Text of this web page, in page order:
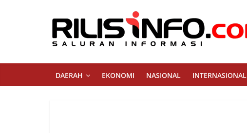
Rilis
Info
DAERAH EKONOMI NASIONAL INTERNASIONAL